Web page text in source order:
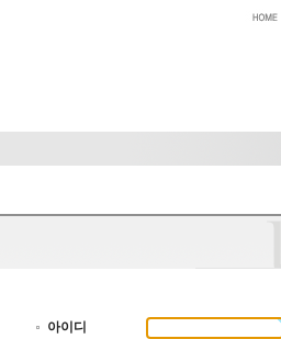
아이디